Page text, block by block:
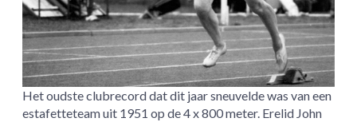
Het oudste clubrecord dat dit jaar sneuvelde was van een
estafetteteam uit 1951 op de 4 x 800 meter. Erelid John